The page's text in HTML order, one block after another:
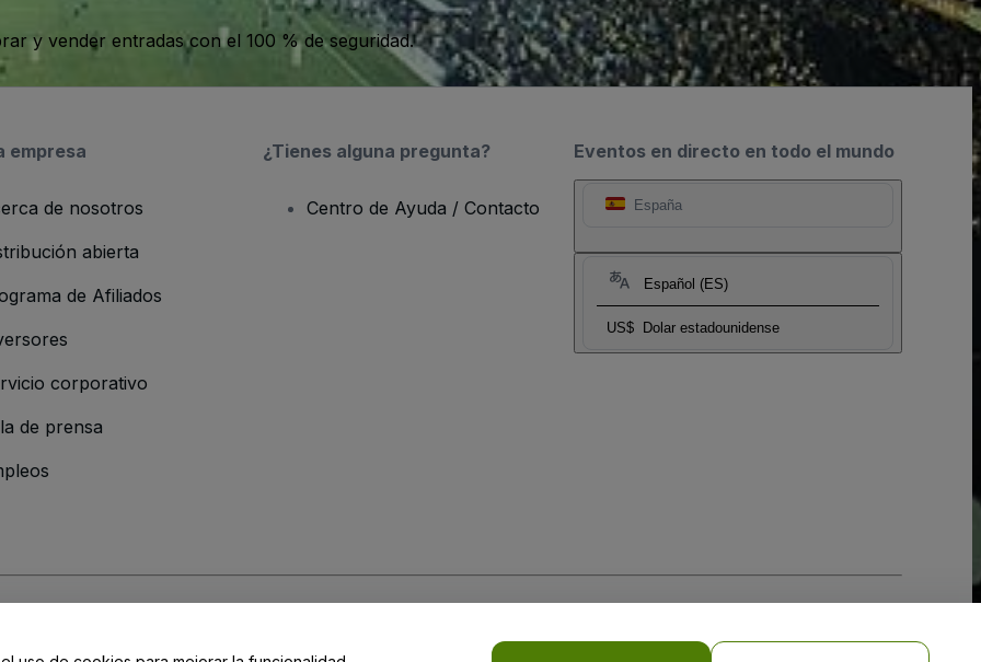
y vender entradas con el 100 % de seguridad.
Eventos en directo en todo el mundo
España
Español (ES)
US$ Dolar estadounidense
empresa
de nosotros
abierta
de Afiliados
corporativo
de prensa
¿Tienes alguna pregunta?
Centro de Ayuda / Contacto
y de laPolítica de Privacidad para Móviles